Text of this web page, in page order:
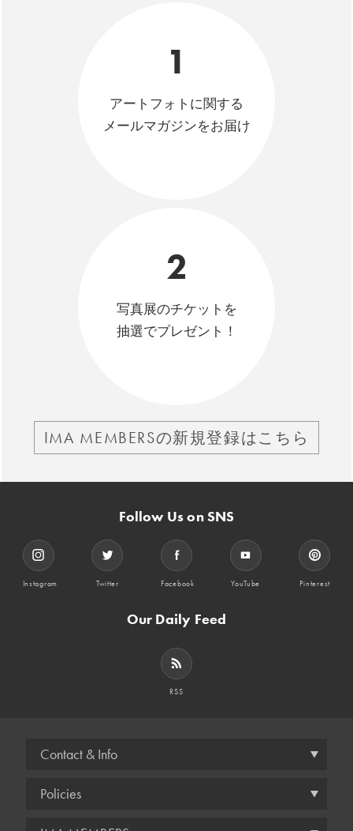
1
アートフォトに関する
メールマガジンをお届け
2
写真展のチケットを
抽選でプレゼント！
IMA MEMBERSの新規登録はこちら
Follow Us on SNS
Instagram Twitter Facebook YouTube Pinterest
Our Daily Feed
RSS
Contact & Info
Policies